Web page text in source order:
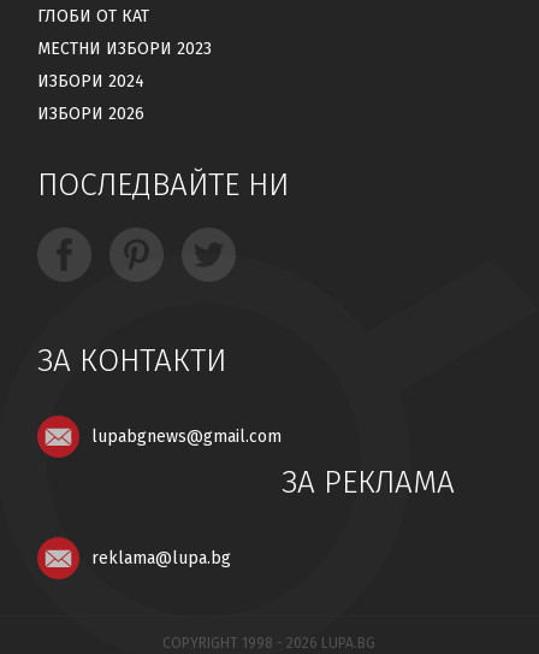
ГЛОБИ ОТ КАТ
МЕСТНИ ИЗБОРИ 2023
ИЗБОРИ 2024
ИЗБОРИ 2026
ПОСЛЕДВАЙТЕ НИ
ЗА КОНТАКТИ
lupabgnews@gmail.com
ЗА РЕКЛАМА
reklama@lupa.bg
COPYRIGHT 1998 - 2026 LUPA.BG